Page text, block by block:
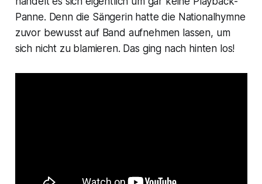
Panne. Denn die Sängerin hatte die Nationalhymne
zuvor bewusst auf Band aufnehmen lassen, um
sich nicht zu blamieren. Das ging nach hinten los!